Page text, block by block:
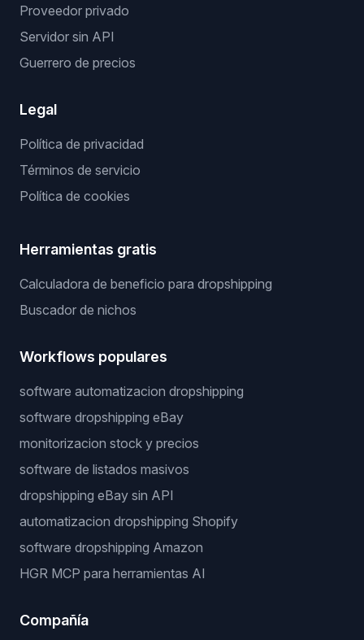
Proveedor privado
Servidor sin API
Guerrero de precios
Legal
Política de privacidad
Términos de servicio
Política de cookies
Herramientas gratis
Calculadora de beneficio para dropshipping
Buscador de nichos
Workflows populares
software automatizacion dropshipping
software dropshipping eBay
monitorizacion stock y precios
software de listados masivos
dropshipping eBay sin API
automatizacion dropshipping Shopify
software dropshipping Amazon
HGR MCP para herramientas AI
Compañía